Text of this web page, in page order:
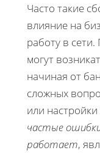
Часто такие
влияние на
работу в
могут
начиная от
сложных
или
частые
работает,